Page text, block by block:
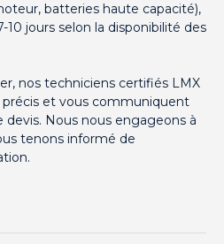
batteries haute capacité),
jours selon la disponibilité des
nos techniciens certifiés LMX
et vous communiquent
Nous nous engageons à
tenons informé de